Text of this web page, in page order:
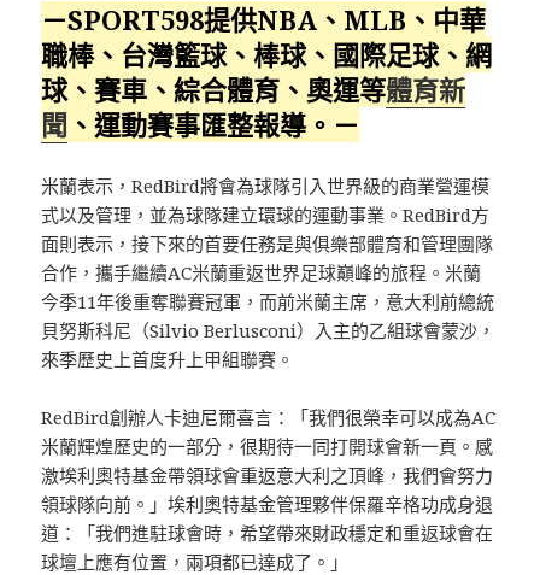
－SPORT598提供NBA、MLB、中華
職棒、台灣籃球、棒球、國際足球、網
球、賽車、綜合體育、奧運等體育新
聞 、運動賽事匯整報導。－
米蘭表示，RedBird將會為球隊引入世界級的商業營運模
式以及管理，並為球隊建立環球的運動事業。RedBird方
面則表示，接下來的首要任務是與俱樂部體育和管理團隊
合作，攜手繼續AC米蘭重返世界足球巔峰的旅程。米蘭
今季11年後重奪聯賽冠軍，而前米蘭主席，意大利前總統
貝努斯科尼（Silvio Berlusconi）入主的乙組球會蒙沙，
來季歷史上首度升上甲組聯賽。
RedBird創辦人卡迪尼爾喜言：「我們很榮幸可以成為AC
米蘭輝煌歷史的一部分，很期待一同打開球會新一頁。感
激埃利奧特基金帶領球會重返意大利之頂峰，我們會努力
領球隊向前。」埃利奧特基金管理夥伴保羅辛格功成身退
道：「我們進駐球會時，希望帶來財政穩定和重返球會在
球壇上應有位置，兩項都已達成了。」